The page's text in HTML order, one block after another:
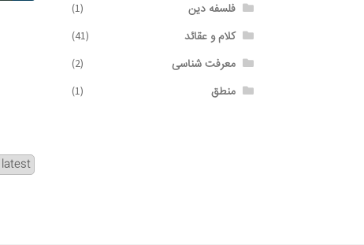
فلسفه دین (1)
کلام و عقائد (41)
معرفت شناسی (2)
منطق (1)